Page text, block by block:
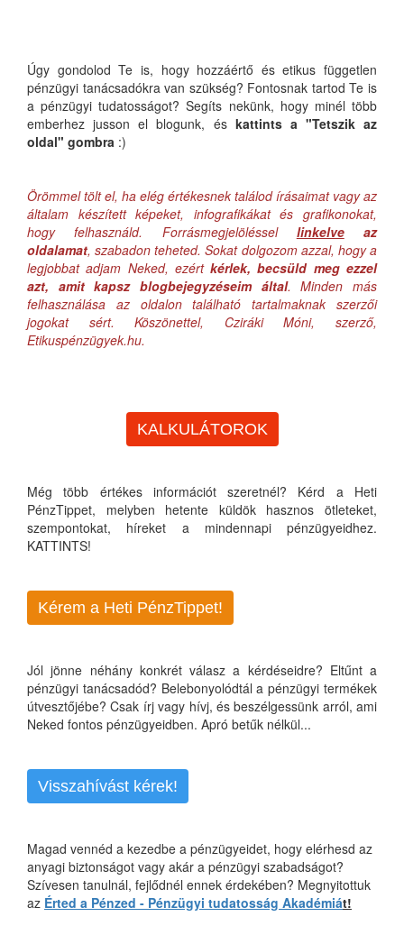
Úgy gondolod Te is, hogy hozzáértő és etikus független
pénzügyi tanácsadókra van szükség? Fontosnak tartod Te is
a pénzügyi tudatosságot? Segíts nekünk, hogy minél több
emberhez jusson el blogunk, és kattints a "Tetszik az
oldal" gombra :)
Örömmel tölt el, ha elég értékesnek találod írásaimat vagy az
általam készített képeket, infografikákat és grafikonokat,
hogy felhasználd. Forrásmegjelöléssel linkelveaz
oldalamat, szabadon teheted. Sokat dolgozom azzal, hogy a
legjobbat adjam Neked, ezértkérlek, becsüld meg ezzel
azt, amit kapsz blogbejegyzéseim által. Minden más
felhasználása az oldalon található tartalmaknak szerzői
jogokat sért. Köszönettel, Cziráki Móni, szerző,
Etikuspénzügyek.hu.
KALKULÁTOROK
Még több értékes információt szeretnél? Kérd a Heti
PénzTippet, melyben hetente küldök hasznos ötleteket,
szempontokat, híreket a mindennapi pénzügyeidhez.
KATTINTS!
Kérem a Heti PénzTippet!
Jól jönne néhány konkrét válasz a kérdéseidre? Eltűnt a
pénzügyi tanácsadód? Belebonyolódtál a pénzügyi termékek
útvesztőjébe? Csak írj vagy hívj, és beszélgessünk arról, ami
Neked fontos pénzügyeidben. Apró betűk nélkül...
Visszahívást kérek!
Magad vennéd a kezedbe a pénzügyeidet, hogy elérhesd az
anyagi biztonságot vagy akár a pénzügyi szabadságot?
Szívesen tanulnál, fejlődnél ennek érdekében? Megnyitottuk
az Érted a Pénzed - Pénzügyi tudatosság Akadémiát!